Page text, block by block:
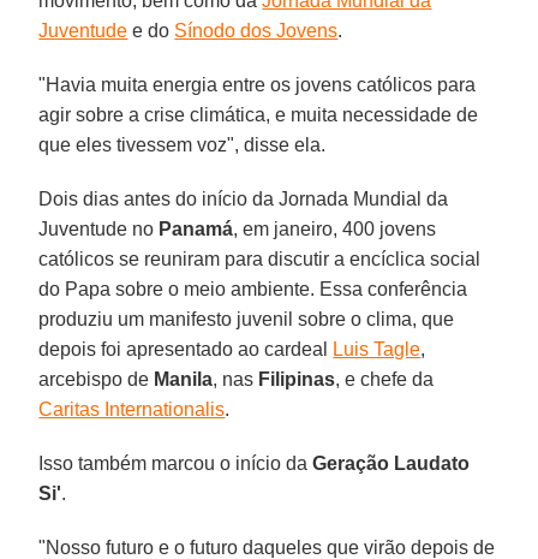
Juventude e do Sínodo dos Jovens.
"Havia muita energia entre os jovens católicos para
agir sobre a crise climática, e muita necessidade de
que eles tivessem voz", disse ela.
Dois dias antes do início da Jornada Mundial da
Juventude no Panamá, em janeiro, 400 jovens
católicos se reuniram para discutir a encíclica social
do Papa sobre o meio ambiente. Essa conferência
produziu um manifesto juvenil sobre o clima, que
depois foi apresentado ao cardeal
Luis Tagle,
arcebispo de Manila, nas Filipinas, e chefe da
Caritas Internationalis.
Isso também marcou o início daGeração Laudato
Si'.
"Nosso futuro e o futuro daqueles que virão depois de